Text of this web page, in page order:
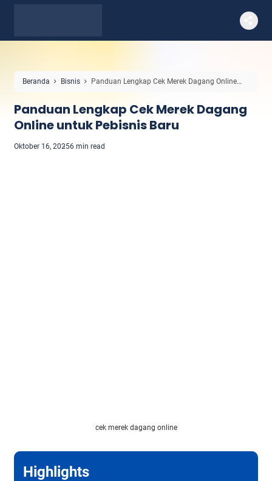
Beranda Bisnis
Panduan Lengkap Cek Merek Dagang Online
Panduan Lengkap Cek Merek Dagang
Online untuk Pebisnis Baru
Oktober 16, 20256 min read
cek merek dagang online
Highlights